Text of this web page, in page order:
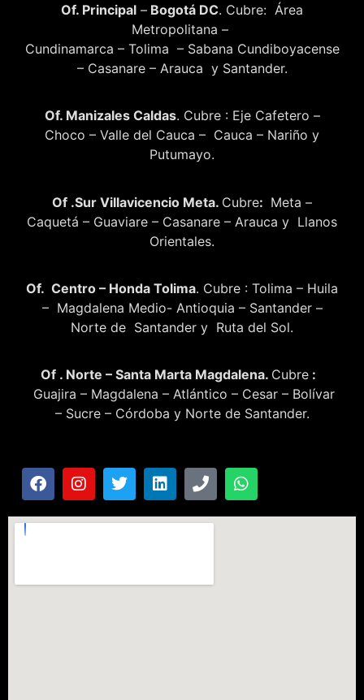
Of. Principal – Bogotá DC. Cubre: Área
Metropolitana –
Cundinamarca – Tolima – Sabana Cundiboyacense
– Casanare – Arauca y Santander.
Of. Manizales Caldas. Cubre : Eje Cafetero –
Choco – Valle del Cauca – Cauca – Nariño y
Putumayo.
Of .Sur Villavicencio Meta. Cubre: Meta –
Caquetá – Guaviare – Casanare – Arauca y Llanos
Orientales.
Of. Centro – Honda Tolima. Cubre : Tolima – Huila
– Magdalena Medio- Antioquia – Santander –
Norte de Santander y Ruta del Sol.
Of . Norte – Santa Marta Magdalena. Cubre :
Guajira – Magdalena – Atlántico – Cesar – Bolívar
– Sucre – Córdoba y Norte de Santander.